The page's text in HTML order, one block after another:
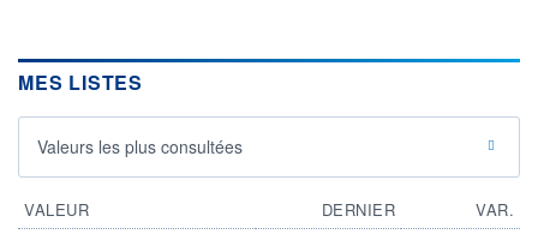
MES LISTES
Valeurs les plus consultées
VALEUR DERNIER
VAR.